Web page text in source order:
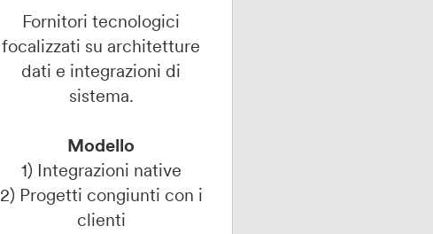
Fornitori tecnologici
focalizzati su architetture
dati e integrazioni di
sistema.
Modello
1) Integrazioni native
2) Progetti congiunti con i
clienti